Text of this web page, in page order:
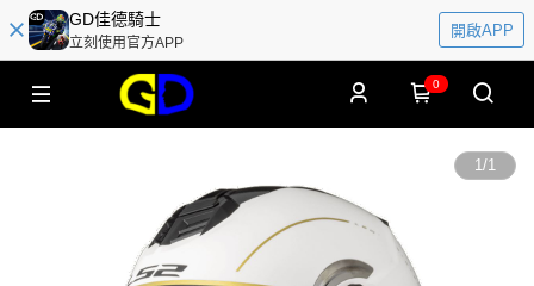
GD佳德騎士
立刻使用官方APP
開啟APP
0
1/1